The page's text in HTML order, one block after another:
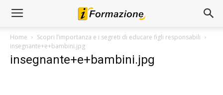
Home
Scopri l’importanza e i segreti di educare figli responsabili
insegnante+e+bambini.jpg
insegnante+e+bambini.jpg